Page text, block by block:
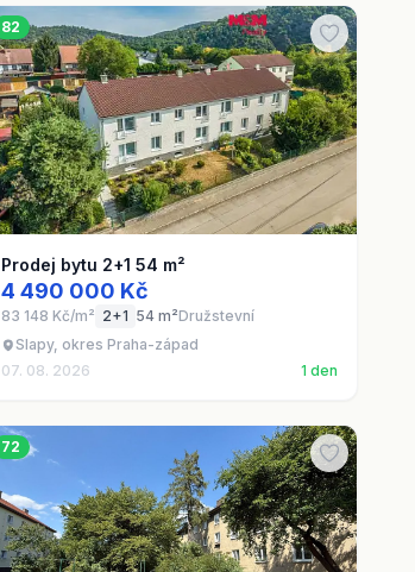
82
Prodej bytu 2+1 54 m²
4 490 000 Kč
83 148 Kč/m² 2+1 54 m²Družstevní
Slapy, okres Praha-západ
07. 08. 2026
1 den
72